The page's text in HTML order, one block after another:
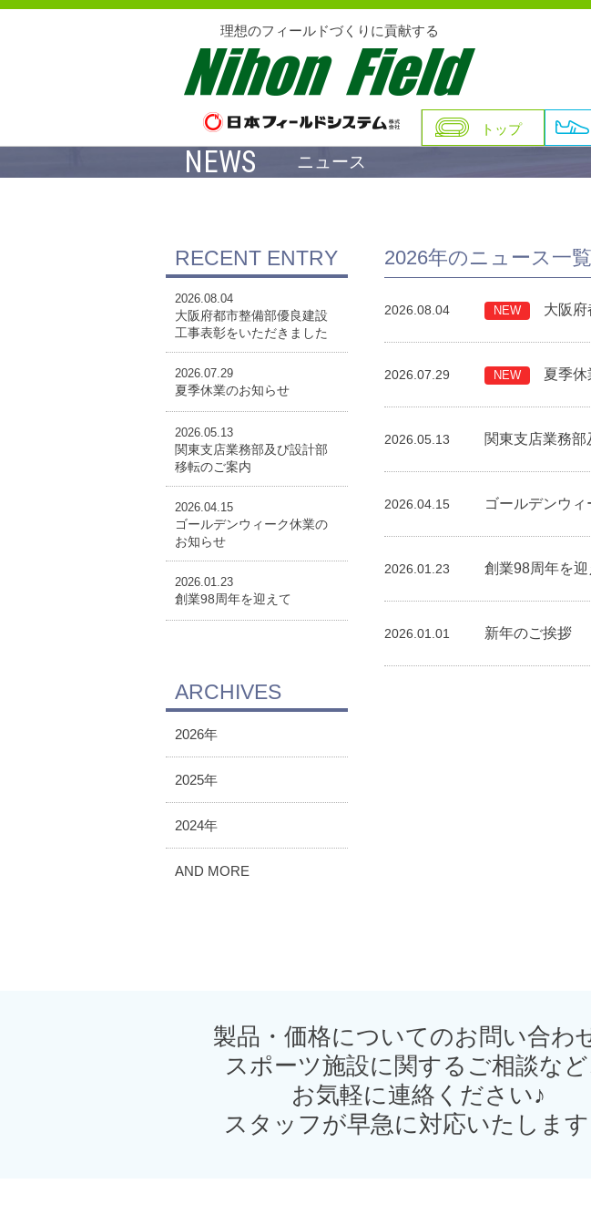
理想のフィールドづくりに貢献する
トップ
NEWS ニュース
2026年のニュース一覧
2026.08.04 NEW 大阪
2026.07.29 NEW 夏季
2026.05.13 関東支店業務
2026.04.15 ゴールデンウ
2026.01.23 創業98周年を迎
2026.01.01 新年のご挨拶
RECENT ENTRY
2026.08.04
大阪府都市整備部優良建設
工事表彰をいただきました
2026.07.29
夏季休業のお知らせ
2026.05.13
関東支店業務部及び設計部
移転のご案内
2026.04.15
ゴールデンウィーク休業の
お知らせ
2026.01.23
創業98周年を迎えて
ARCHIVES
2026年
2025年
2024年
AND MORE
製品・価格についてのお問い合わ
スポーツ施設に関するご相談など
お気軽に連絡ください♪
スタッフが早急に対応いたします